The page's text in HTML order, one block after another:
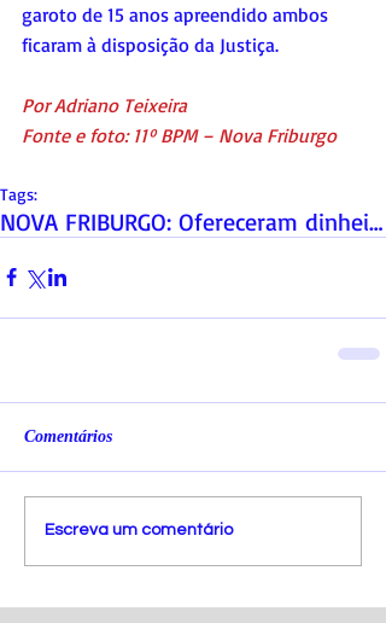
garoto de 15 anos apreendido ambos
ficaram à disposição da Justiça.
Por Adriano Teixeira
Fonte e foto: 11º BPM – Nova Friburgo
Tags:
NOVA FRIBURGO: Ofereceram dinheiro para PM acabara
Comentários
Escreva um comentário